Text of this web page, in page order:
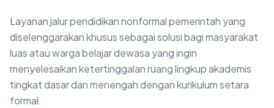
Layanan jalur pendidikan nonformal pemerintah yang
diselenggarakan khusus sebagai solusi bagi masyarakat
luas atau warga belajar dewasa yang ingin
menyelesaikan ketertinggalan ruang lingkup akademis
tingkat dasar dan menengah dengan kurikulum setara
formal.